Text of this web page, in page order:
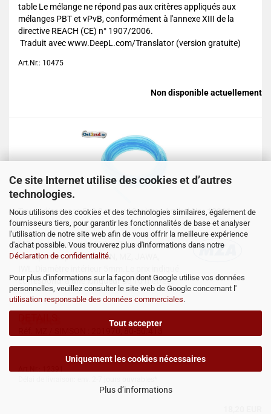
Ce site Internet utilise des cookies et d’autres
technologies.
Nous utilisons des cookies et des technologies similaires, également de
fournisseurs tiers, pour garantir les fonctionnalités de base et analyser
l'utilisation de notre site web afin de vous offrir la meilleure expérience
d'achat possible. Vous trouverez plus d'informations dans notre
Déclaration de confidentialité.
Pour plus d'informations sur la façon dont Google utilise vos données
personnelles, veuillez consulter le site web de Google concernant l'
utilisation responsable des données commerciales.
Tout accepter
Uniquement les cookies nécessaires
Plus d’informations
table Le mélange ne répond pas aux critères appliqués aux
mélanges PBT et vPvB, conformément à l'annexe XIII de la
directive REACH (CE) n° 1907/2006.
Traduit avec www.DeepL.com/Translator (version gratuite)
Art.Nr.: 10475
Non disponible actuellement
Tuyau d´essence 5x8,2 mm x 10mètresArtikel Nr.: 12391
MZA-Artikelnr.: 10053BTuyau d´essence
transparent pour SIMSON, MZ, JAWA,
correspond à une longueur de 10 mètres.
Réf. MZ / SIMSON : 201970, 80-50.413